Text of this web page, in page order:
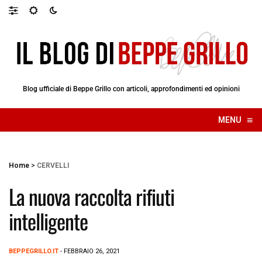
Blog ufficiale di Beppe Grillo con articoli, approfondimenti ed opinioni
MENU ≡
☰
Home > CERVELLI
La nuova raccolta rifiuti
intelligente
BEPPEGRILLO.IT - FEBBRAIO 26, 2021